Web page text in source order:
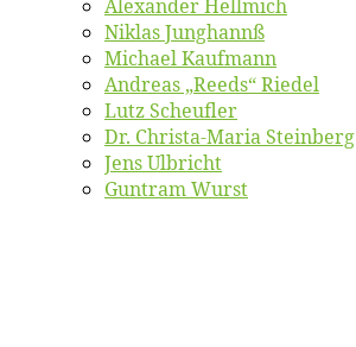
Alex­an­der Hellmich
Ni­klas Junghannß
Mi­cha­el Kaufmann
An­dre­as „Reeds“ Riedel
Lutz Scheuf­ler
Dr. Chris­­ta-Ma­ria Steinberg
Jens Ulb­richt
Gun­tram Wurst